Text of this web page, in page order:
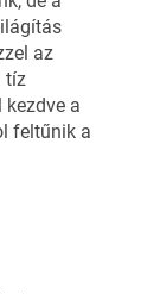
az
tíz
a
feltűnik a